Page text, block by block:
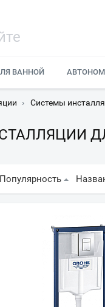
ВАННОЙ
› Системы
Популярность